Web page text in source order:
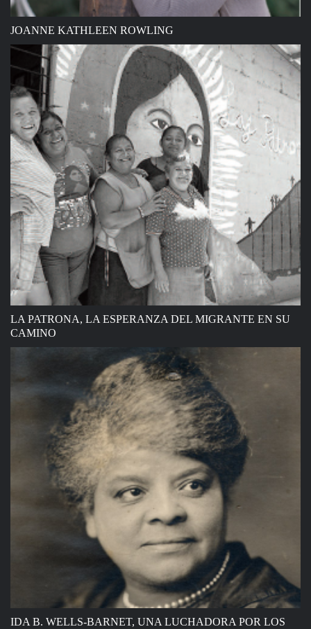
JOANNE KATHLEEN ROWLING
LA PATRONA, LA ESPERANZA DEL MIGRANTE EN SU
CAMINO
IDA B. WELLS-BARNET, UNA LUCHADORA POR LOS